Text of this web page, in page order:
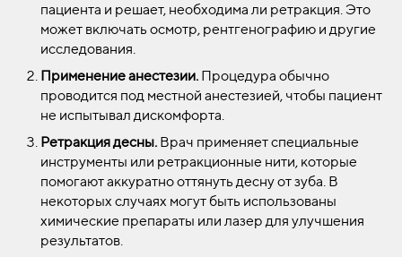
пациента и решает, необходима ли ретракция. Это
может включать осмотр, рентгенографию и другие
исследования.
Применение анестезии. Процедура обычно
проводится под местной анестезией, чтобы пациент
не испытывал дискомфорта.
Ретракция десны. Врач применяет специальные
инструменты или ретракционные нити, которые
помогают аккуратно оттянуть десну от зуба. В
некоторых случаях могут быть использованы
химические препараты или лазер для улучшения
результатов.